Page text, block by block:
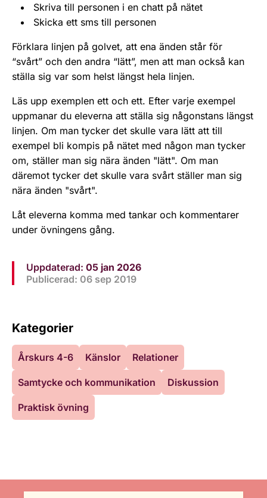
Skriva till personen i en chatt på nätet
Skicka ett sms till personen
Förklara linjen på golvet, att ena änden står för
“svårt” och den andra “lätt”, men att man också kan
ställa sig var som helst längst hela linjen.
Läs upp exemplen ett och ett. Efter varje exempel
uppmanar du eleverna att ställa sig någonstans längst
linjen. Om man tycker det skulle vara lätt att till
exempel bli kompis på nätet med någon man tycker
om, ställer man sig nära änden "lätt". Om man
däremot tycker det skulle vara svårt ställer man sig
nära änden "svårt".
Låt eleverna komma med tankar och kommentarer
under övningens gång.
Uppdaterad: 05 jan 2026
Publicerad: 06 sep 2019
Kategorier
Årskurs 4-6 Känslor Relationer
Samtycke och kommunikation Diskussion
Praktisk övning